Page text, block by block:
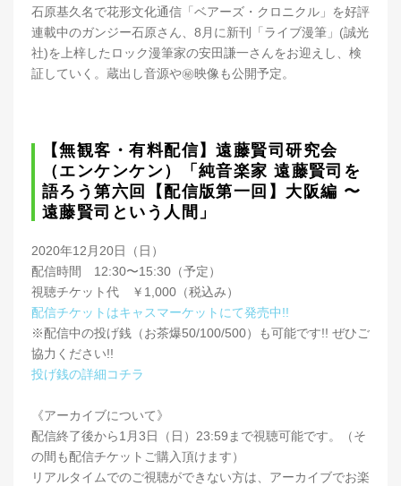
石原基久名で花形文化通信「ベアーズ・クロニクル」を好評
連載中のガンジー石原さん、8月に新刊「ライブ漫筆」(誠光
社)を上梓したロック漫筆家の安田謙一さんをお迎えし、検
証していく。蔵出し音源や㊙︎映像も公開予定。
【無観客・有料配信】遠藤賢司研究会
（エンケンケン）「純音楽家 遠藤賢司を
語ろう第六回【配信版第一回】大阪編 〜
遠藤賢司という人間」
2020年12月20日（日）
配信時間 12:30〜15:30（予定）
視聴チケット代 ￥1,000（税込み）
配信チケットはキャスマーケットにて発売中!!
※配信中の投げ銭（お茶爆50/100/500）も可能です!! ぜひご
協力ください!!
投げ銭の詳細コチラ
《アーカイブについて》
配信終了後から1月3日（日）23:59まで視聴可能です。（そ
の間も配信チケットご購入頂けます）
リアルタイムでのご視聴ができない方は、アーカイブでお楽